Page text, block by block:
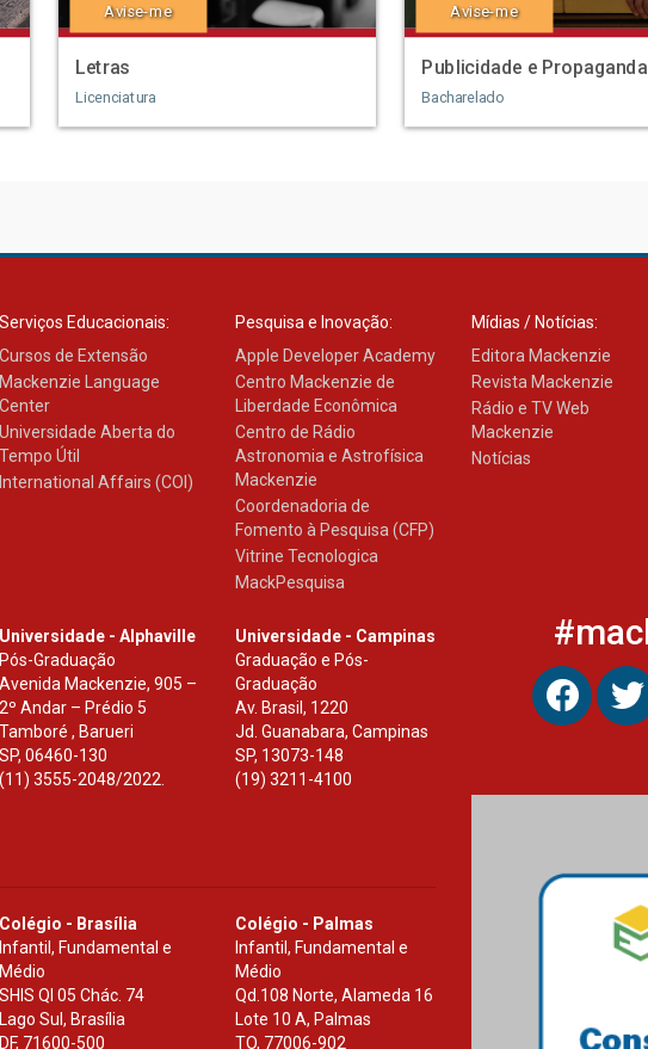
Avise-me
Letras
Licenciatura
Avise-me
Publicidade e Propaganda
Bacharelado
Serviços Educacionais:
Cursos de Extensão
Mackenzie Language
Center
Universidade Aberta do
Tempo Útil
International Affairs (COI)
Pesquisa e Inovação:
Apple Developer Academy
Centro Mackenzie de
Liberdade Econômica
Centro de Rádio
Astronomia e Astrofísica
Mackenzie
Coordenadoria de
Fomento à Pesquisa (CFP)
Vitrine Tecnologica
MackPesquisa
Mídias / Notícias:
Editora Mackenzie
Revista Mackenzie
Rádio e TV Web
Mackenzie
Notícias
Universidade - Alphaville
Pós-Graduação
Avenida Mackenzie, 905 –
2º Andar – Prédio 5
Tamboré , Barueri
SP, 06460-130
(11) 3555-2048/2022.
Universidade - Campinas
Graduação e Pós-
Graduação
Av. Brasil, 1220
Jd. Guanabara, Campinas
SP, 13073-148
(19) 3211-4100
Colégio - Brasília
Infantil, Fundamental e
Médio
SHIS Ql 05 Chác. 74
Lago Sul, Brasília
DF, 71600-500
Colégio - Palmas
Infantil, Fundamental e
Médio
Qd.108 Norte, Alameda 16
Lote 10 A, Palmas
TO, 77006-902